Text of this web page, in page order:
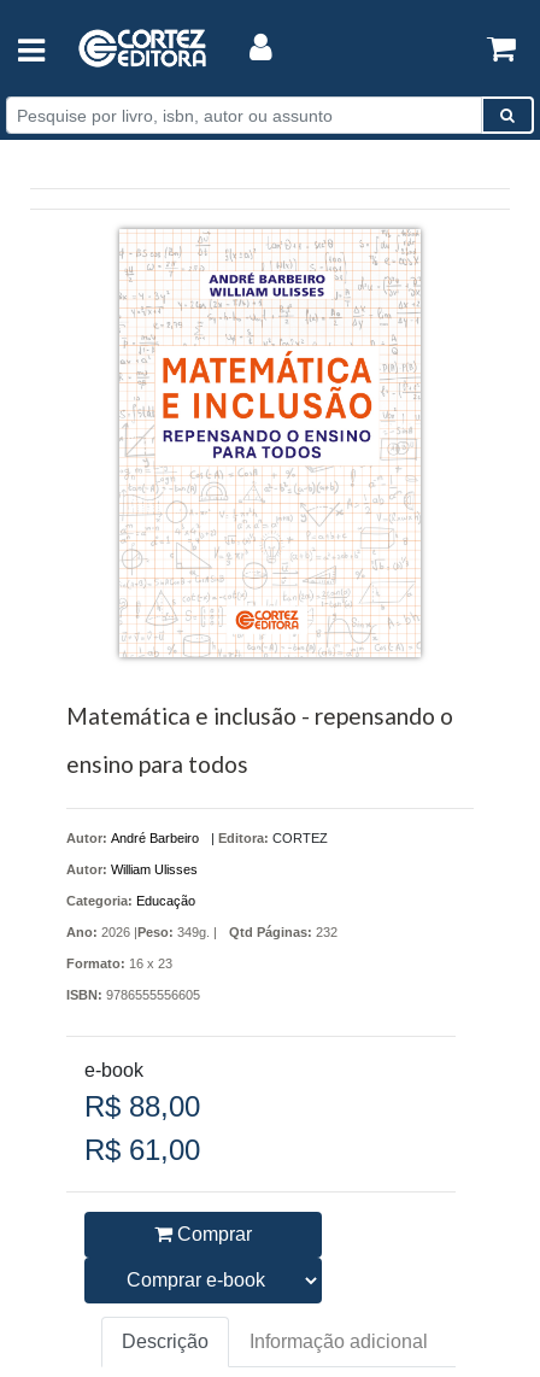
Matemática e inclusão - repensando o
ensino para todos
Autor: André Barbeiro
Autor: William Ulisses
Editora: CORTEZ
Categoria: Educação
Ano: 2026 | Peso: 349g. | Qtd Páginas: 232
Formato: 16 x 23
ISBN: 9786555556605
e-book
R$ 88,00
R$ 61,00
Comprar
Descrição Informação adicional